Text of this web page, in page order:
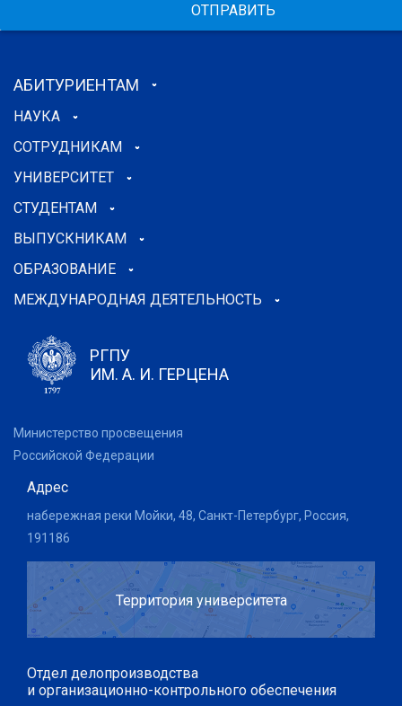
ОТПРАВИТЬ
АБИТУРИЕНТАМ
НАУКА
СОТРУДНИКАМ
УНИВЕРСИТЕТ
СТУДЕНТАМ
ВЫПУСКНИКАМ
ОБРАЗОВАНИЕ
МЕЖДУНАРОДНАЯ ДЕЯТЕЛЬНОСТЬ
РГПУ
ИМ. А. И. ГЕРЦЕНА
Министерство просвещения
Российской Федерации
Адрес
набережная реки Мойки, 48, Санкт-Петербург, Россия,
191186
Территория университета
Отдел делопроизводства
и организационно-контрольного обеспечения